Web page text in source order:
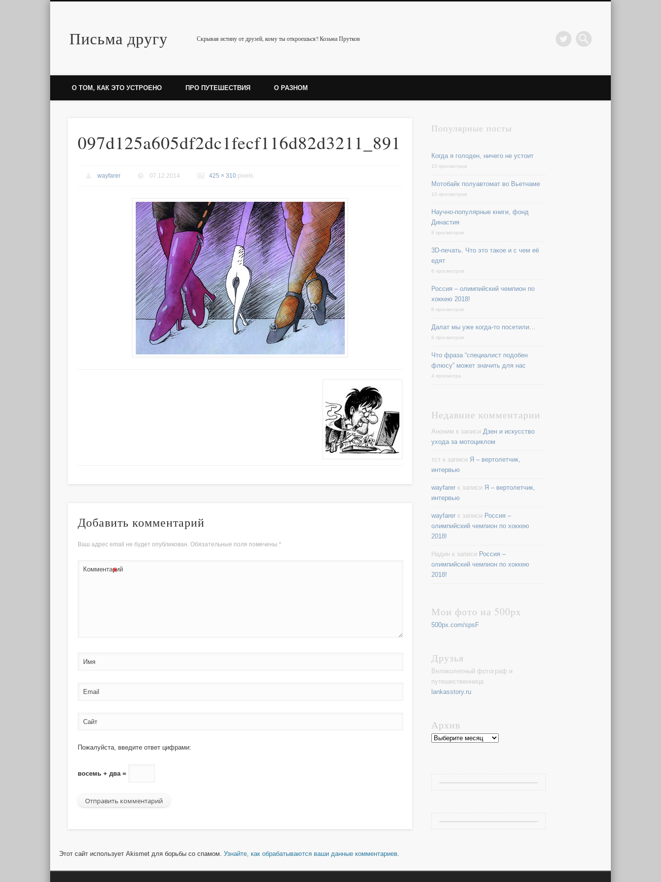
Письма другу Скрывая истину от друзей, кому ты откроешься? Козьма Прутков
Twitter
О ТОМ, КАК ЭТО УСТРОЕНО ПРО ПУТЕШЕСТВИЯ О РАЗНОМ
097d125a605df2dc1fecf116d82d3211_891
wayfarer 07.12.2014 425 × 310 pixels
Добавить комментарий
Ваш адрес email не будет опубликован. Обязательные поля помечены*
Комментарий
*
Имя
Email
Сайт
Пожалуйста, введите ответ цифрами:
восемь + два =
Этот сайт использует Akismet для борьбы со спамом.Узнайте, как обрабатываются ваши данные комментариев
Популярные посты
Когда я голоден, ничего не устоит
10 просмотров
Мотобайк полуавтомат во Вьетнаме
10 просмотров
Научно-популярные книги, фонд
Династия
8 просмотров
3D-печать. Что это такое и с чем её
едят
8 просмотров
Россия – олимпийский чемпион по
хоккею 2018!
8 просмотров
Далат мы уже когда-то посетили…
8 просмотров
Что фраза “специалист подобен
флюсу” может значить для нас
4 просмотра
Недавние комментарии
Аноним к записи Дзен и искусство
ухода за мотоциклом
тстк записи Я – вертолетчик,
интервью
wayfarerк записи Я – вертолетчик,
интервью
wayfarerк записи Россия –
олимпийский чемпион по хоккею
2018!
Надин к записи Россия –
олимпийский чемпион по хоккею
2018!
Мои фото на 500px
500px.com/spsF
Друзья
Великолепный фотограф и
путешественница
lankasstory.ru
Архив
Архив